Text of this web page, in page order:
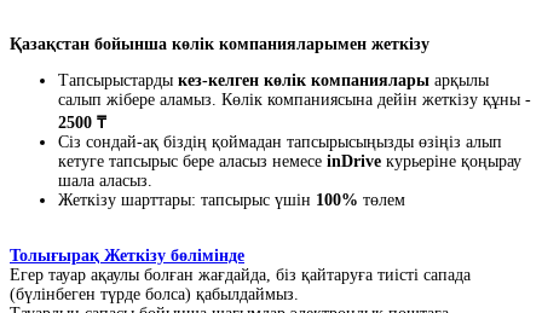
Қазақстан бойынша көлік компанияларымен жеткізу
Тапсырыстарды кез-келген көлік компаниялары арқылы
салып жібере аламыз. Көлік компаниясына дейін жеткізу құны -
2500 ₸
Сіз сондай-ақ біздің қоймадан тапсырысыңызды өзіңіз алып
кетуге тапсырыс бере аласыз немесе inDrive курьеріне қоңырау
шала аласыз.
Жеткізу шарттары: тапсырыс үшін 100% төлем
Толығырақ Жеткізу бөлімінде
Егер тауар ақаулы болған жағдайда, біз қайтаруға тиісті сапада
(бүлінбеген түрде болса) қабылдаймыз.